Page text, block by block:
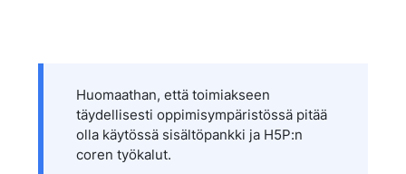
Huomaathan, että toimiakseen
täydellisesti oppimisympäristössä pitää
olla käytössä sisältöpankki ja H5P:n
coren työkalut.